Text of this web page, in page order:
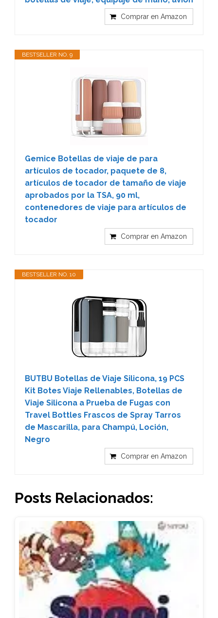
Comprar en Amazon
BESTSELLER NO. 9
Gemice Botellas de viaje de para
artículos de tocador, paquete de 8,
artículos de tocador de tamaño de viaje
aprobados por la TSA, 90 ml,
contenedores de viaje para artículos de
tocador
Comprar en Amazon
BESTSELLER NO. 10
BUTBU Botellas de Viaje Silicona, 19 PCS
Kit Botes Viaje Rellenables, Botellas de
Viaje Silicona a Prueba de Fugas con
Travel Bottles Frascos de Spray Tarros
de Mascarilla, para Champú, Loción,
Negro
Comprar en Amazon
Posts Relacionados: